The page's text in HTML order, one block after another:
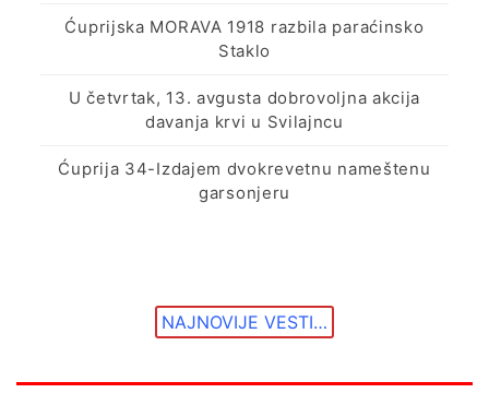
Ćuprijska MORAVA 1918 razbila paraćinsko
Staklo
U četvrtak, 13. avgusta dobrovoljna akcija
davanja krvi u Svilajncu
Ćuprija 34-Izdajem dvokrevetnu nameštenu
garsonjeru
NAJNOVIJE VESTI…